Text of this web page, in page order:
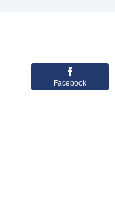
Facebook